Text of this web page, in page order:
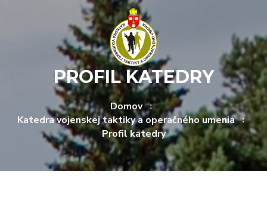
PROFIL KATEDRY
Domov
Katedra vojenskej taktiky a operačného umenia
Profil katedry